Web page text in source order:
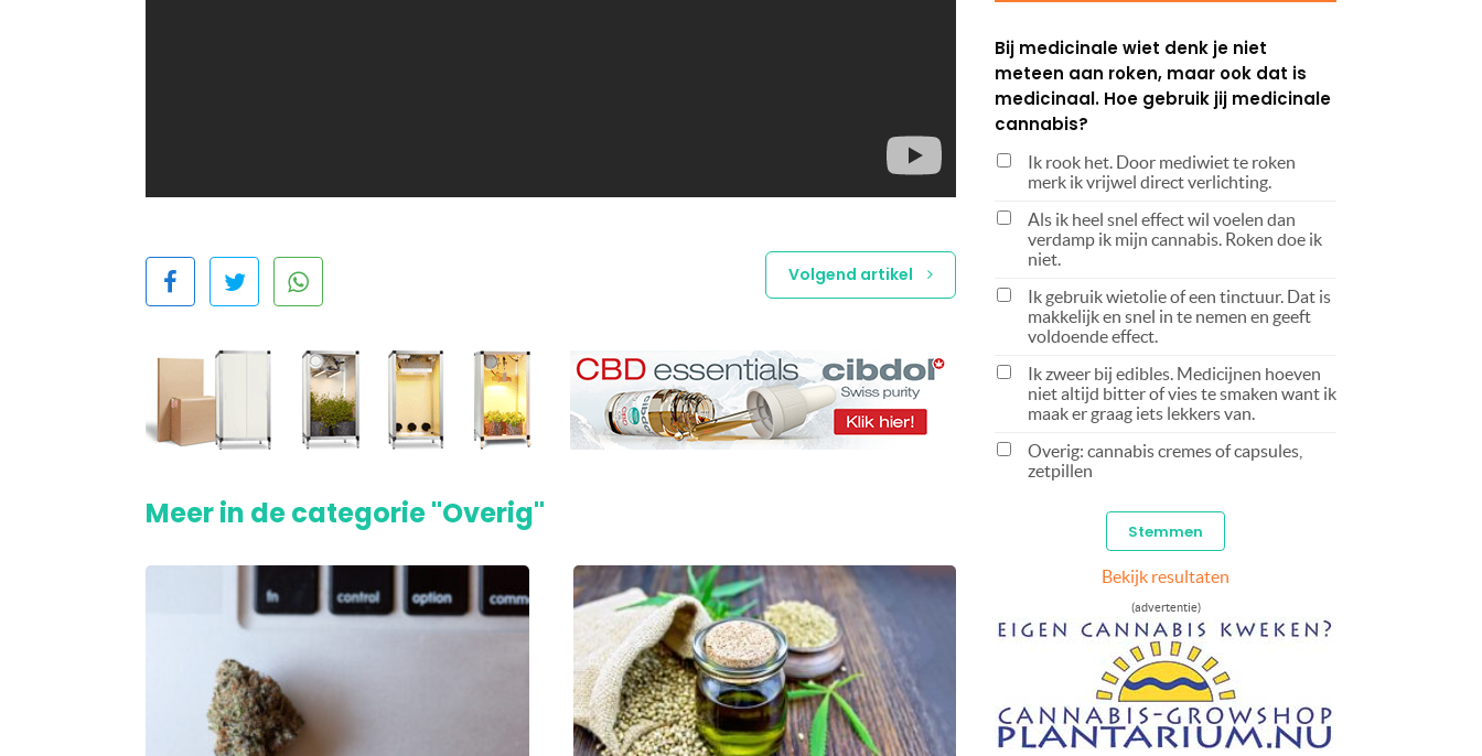
Volgend artikel
Meer in de categorie "Overig"
Bij medicinale wiet denk je niet
meteen aan roken, maar ook dat is
medicinaal. Hoe gebruik jij medicinale
cannabis?
Ik rook het. Door mediwiet te roken
merk ik vrijwel direct verlichting.
Als ik heel snel effect wil voelen dan
verdamp ik mijn cannabis. Roken doe ik
niet.
Ik gebruik wietolie of een tinctuur. Dat is
makkelijk en snel in te nemen en geeft
voldoende effect.
Ik zweer bij edibles. Medicijnen hoeven
niet altijd bitter of vies te smaken want ik
maak er graag iets lekkers van.
Overig: cannabis cremes of capsules,
zetpillen
Bekijk resultaten
(advertentie)